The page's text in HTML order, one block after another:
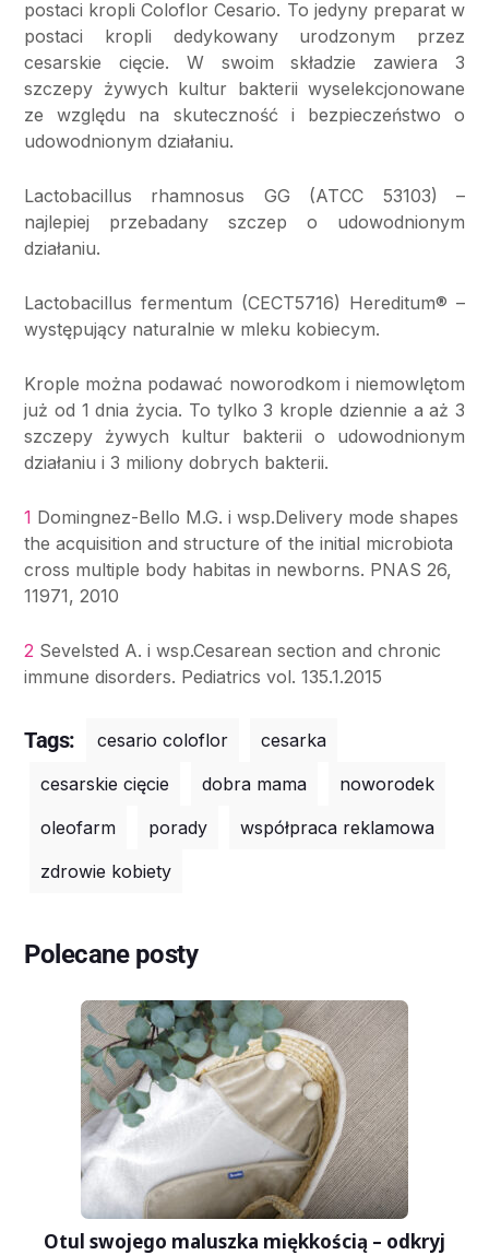
postaci kropli Coloflor Cesario. To jedyny preparat w
postaci kropli dedykowany urodzonym przez
cesarskie cięcie. W swoim składzie zawiera 3
szczepy żywych kultur bakterii wyselekcjonowane
ze względu na skuteczność i bezpieczeństwo o
udowodnionym działaniu.
Lactobacillus rhamnosus GG (ATCC 53103) –
najlepiej przebadany szczep o udowodnionym
działaniu.
Lactobacillus fermentum (CECT5716) Hereditum® –
występujący naturalnie w mleku kobiecym.
Krople można podawać noworodkom i niemowlętom
już od 1 dnia życia. To tylko 3 krople dziennie a aż 3
szczepy żywych kultur bakterii o udowodnionym
działaniu i 3 miliony dobrych bakterii.
1 Domingnez-Bello M.G. i wsp.Delivery mode shapes
the acquisition and structure of the initial microbiota
cross multiple body habitas in newborns. PNAS 26,
11971, 2010
2 Sevelsted A. i wsp.Cesarean section and chronic
immune disorders. Pediatrics vol. 135.1.2015
Tags: cesario coloflor
cesarka
cesarskie cięcie
dobra mama
noworodek
oleofarm
porady
współpraca reklamowa
zdrowie kobiety
Polecane posty
Otul swojego maluszka miękkością – odkryj